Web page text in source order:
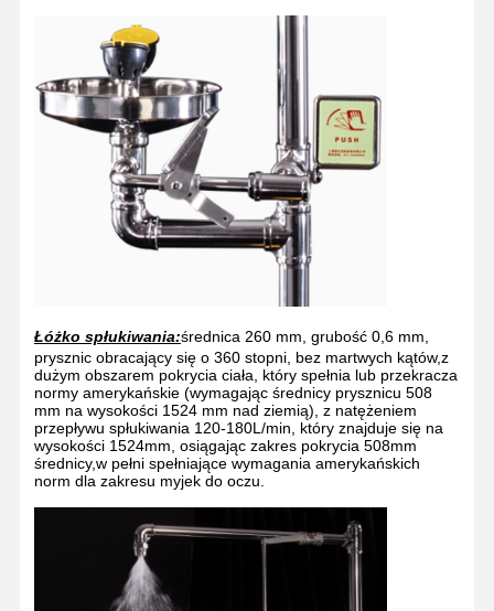
Łóżko spłukiwania:średnica 260 mm, grubość 0,6 mm,
prysznic obracający się o 360 stopni, bez martwych kątów,z
dużym obszarem pokrycia ciała, który spełnia lub przekracza
normy amerykańskie (wymagając średnicy prysznicu 508
mm na wysokości 1524 mm nad ziemią), z natężeniem
przepływu spłukiwania 120-180L/min, który znajduje się na
wysokości 1524mm, osiągając zakres pokrycia 508mm
średnicy,w pełni spełniające wymagania amerykańskich
norm dla zakresu myjek do oczu.